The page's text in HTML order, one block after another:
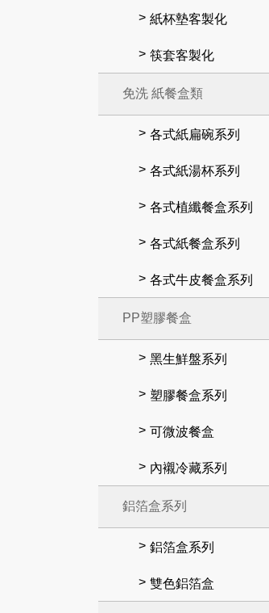
紙杯墊客製化
筷套客製化
免洗 紙餐盒類
各式紙扁碗系列
各式紙湯杯系列
各式植纖餐盒系列
各式紙餐盒系列
各式牛皮餐盒系列
PP塑膠餐盒
黑生鮮盤系列
塑膠餐盒系列
可微波餐盒
內襯冷藏系列
鋁箔盒系列
鋁箔盒系列
雙色鋁箔盒